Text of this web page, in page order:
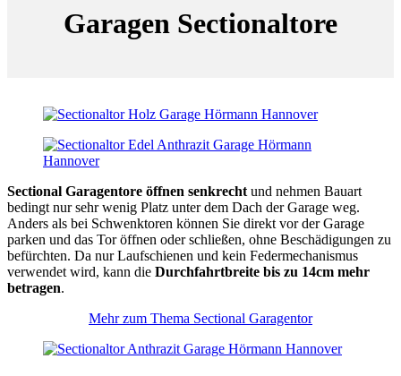
Garagen Sectionaltore
Sectional Garagentore öffnen senkrecht und nehmen Bauart
bedingt nur sehr wenig Platz unter dem Dach der Garage weg.
Anders als bei Schwenktoren können Sie direkt vor der Garage
parken und das Tor öffnen oder schließen, ohne Beschädigungen zu
befürchten. Da nur Laufschienen und kein Federmechanismus
verwendet wird, kann die Durchfahrtbreite bis zu 14cm mehr
betragen.
Mehr zum Thema Sectional Garagentor